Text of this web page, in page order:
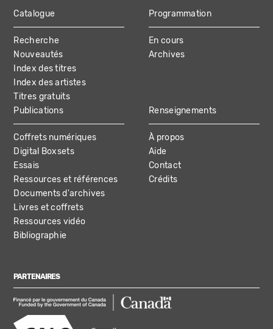
MAIN
NAVIGATION
Catalogue
Recherche
Nouveautés
Index des titres
Index des artistes
Titres gratuits
Programmation
En cours
Archives
Publications
Coffrets numériques
Digital Boxsets
Essais
Ressources et références
Documents d'archives
Livres et coffrets
Ressources vidéo
Bibliographie
Renseignements
À propos
Aide
Contact
Crédits
PARTENAIRES